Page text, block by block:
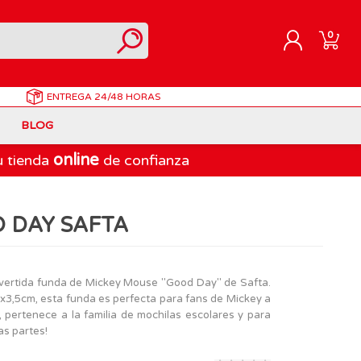
REGISTRARME
0
ENTREGA 24/48 HORAS
Muñecas Famosa
Playmobil
Spiderman
BLOG
tienda online de confianza
DAY SAFTA
funda de Mickey Mouse "Good Day" de Safta.
esta funda es perfecta para fans de Mickey a
a la familia de mochilas escolares y para
partes!